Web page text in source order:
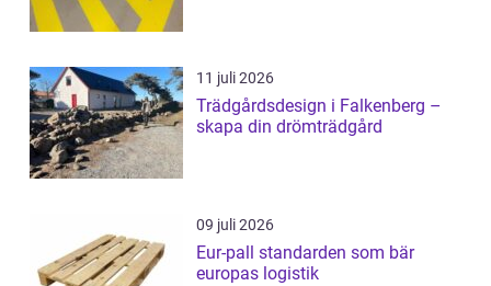
11 juli 2026
Trädgårdsdesign i Falkenberg –
skapa din drömträdgård
09 juli 2026
Eur-pall standarden som bär
europas logistik